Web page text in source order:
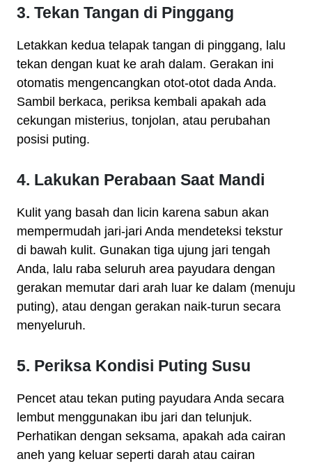
3. Tekan Tangan di Pinggang
Letakkan kedua telapak tangan di pinggang, lalu
tekan dengan kuat ke arah dalam. Gerakan ini
otomatis mengencangkan otot-otot dada Anda.
Sambil berkaca, periksa kembali apakah ada
cekungan misterius, tonjolan, atau perubahan
posisi puting.
4. Lakukan Perabaan Saat Mandi
Kulit yang basah dan licin karena sabun akan
mempermudah jari-jari Anda mendeteksi tekstur
di bawah kulit. Gunakan tiga ujung jari tengah
Anda, lalu raba seluruh area payudara dengan
gerakan memutar dari arah luar ke dalam (menuju
puting), atau dengan gerakan naik-turun secara
menyeluruh.
5. Periksa Kondisi Puting Susu
Pencet atau tekan puting payudara Anda secara
lembut menggunakan ibu jari dan telunjuk.
Perhatikan dengan seksama, apakah ada cairan
aneh yang keluar seperti darah atau cairan